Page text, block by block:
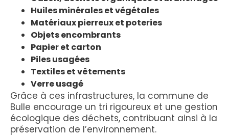
Huiles minérales et végétales
Matériaux pierreux et poteries
Objets encombrants
Papier et carton
Piles usagées
Textiles et vêtements
Verre usagé
Grâce à ces infrastructures, la commune de
Bulle encourage un tri rigoureux et une gestion
écologique des déchets, contribuant ainsi à la
préservation de l’environnement.